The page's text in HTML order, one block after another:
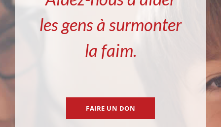
les gens à surmonter
la faim.
FAIRE UN DON